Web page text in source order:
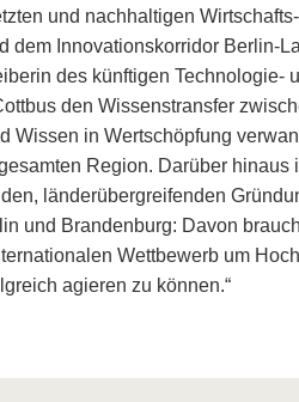
und nachhaltigen
dem Innovationskorridor Berlin-
des künftigen Technologie-
den Wissenstransfer
Wissen in Wertschöpfung
Region. Darüber hinaus
länderübergreifenden
und Brandenburg: Davon
Wettbewerb um
agieren zu können.“